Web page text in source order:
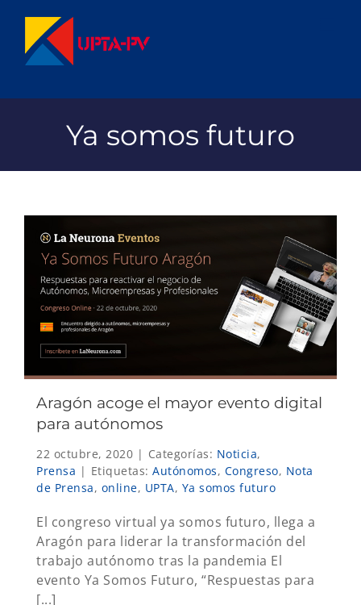
contenido
Ya somos futuro
Aragón acoge el mayor evento digital
para autónomos
22 octubre, 2020 | Categorías: Noticia,
Prensa | Etiquetas: Autónomos, Congreso, Nota
de Prensa, online, UPTA, Ya somos futuro
El congreso virtual ya somos futuro, llega a
Aragón para liderar la transformación del
trabajo autónomo tras la pandemia El
evento Ya Somos Futuro, “Respuestas para
[...]